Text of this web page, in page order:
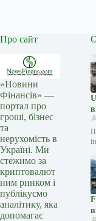
Про сайт
«Новини
Фінансів» —
портал про
гроші, бізнес
та
нерухомість в
Україні. Ми
стежимо за
криптовалют
ним ринком і
публікуємо
аналітику, яка
допомагає